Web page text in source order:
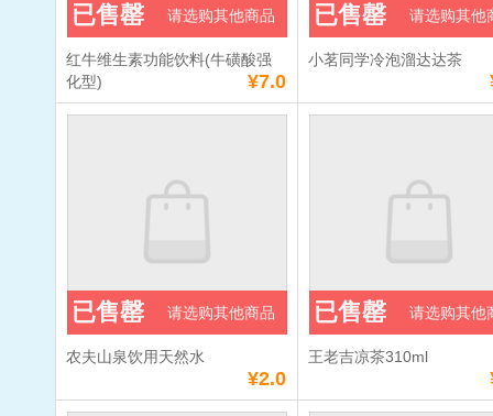
红牛维生素功能饮料(牛磺酸强
化型)
¥7.0
已售罄 请选购其他商品
小茗同学冷泡溜达达茶
已售罄 请选购其他
农夫山泉饮用天然水
¥2.0
已售罄 请选购其他商品
王老吉凉茶310ml
已售罄 请选购其他